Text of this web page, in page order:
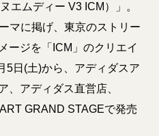
エムディー V3 ICM）」。
マに掲げ、東京のストリー
ージを「ICM」のクリエイ
5日(土)から、アディダスア
、アディダス直営店、
GRAND STAGEで発売